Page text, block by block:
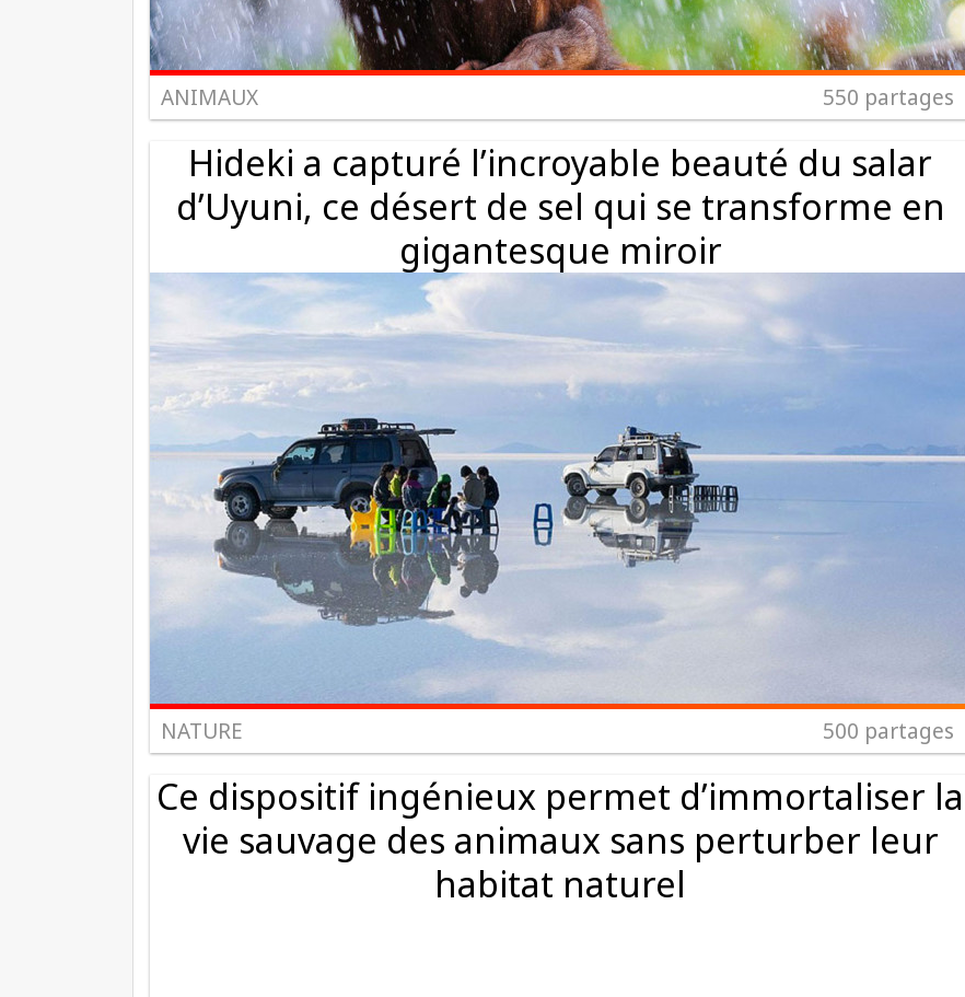
ANIMAUX 550 partages
Hideki a capturé l’incroyable beauté du salar
d’Uyuni, ce désert de sel qui se transforme en
gigantesque miroir
NATURE 500 partages
Ce dispositif ingénieux permet d’immortaliser la
vie sauvage des animaux sans perturber leur
habitat naturel